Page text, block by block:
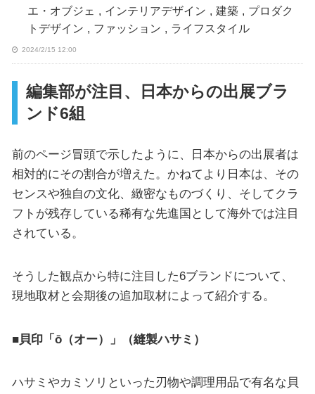
エ・オブジェ , インテリアデザイン , 建築 , プロダク
トデザイン , ファッション , ライフスタイル
2024/2/15 12:00
編集部が注目、日本からの出展ブラ
ンド6組
前のページ冒頭で示したように、日本からの出展者は
相対的にその割合が増えた。かねてより日本は、その
センスや独自の文化、緻密なものづくり、そしてクラ
フトが残存している稀有な先進国として海外では注目
されている。
そうした観点から特に注目した6ブランドについて、
現地取材と会期後の追加取材によって紹介する。
■貝印「ō（オー）」（縫製ハサミ）
ハサミやカミソリといった刃物や調理用品で有名な貝